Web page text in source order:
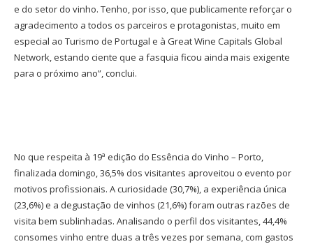
e do setor do vinho. Tenho, por isso, que publicamente reforçar o
agradecimento a todos os parceiros e protagonistas, muito em
especial ao Turismo de Portugal e à Great Wine Capitals Global
Network, estando ciente que a fasquia ficou ainda mais exigente
para o próximo ano”, conclui.
No que respeita à 19ª edição do Essência do Vinho – Porto,
finalizada domingo, 36,5% dos visitantes aproveitou o evento por
motivos profissionais. A curiosidade (30,7%), a experiência única
(23,6%) e a degustação de vinhos (21,6%) foram outras razões de
visita bem sublinhadas. Analisando o perfil dos visitantes, 44,4%
consomes vinho entre duas a três vezes por semana, com gastos